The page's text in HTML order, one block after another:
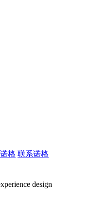
格 联系诺格
design